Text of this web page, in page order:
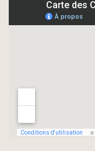
newsletters